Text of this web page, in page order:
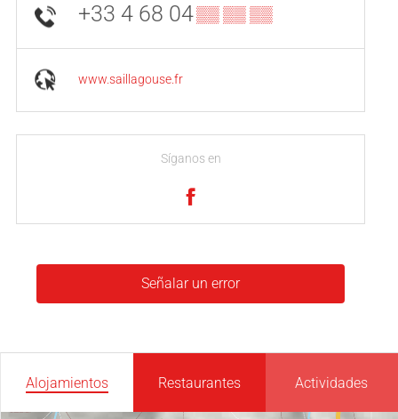
+33 4 68 04▒▒ ▒▒ ▒▒
www.saillagouse.fr
Síganos en
Señalar un error
Alojamientos Restaurantes Actividades